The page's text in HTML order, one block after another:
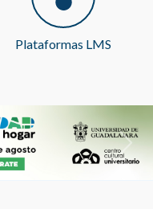
Plataformas LMS